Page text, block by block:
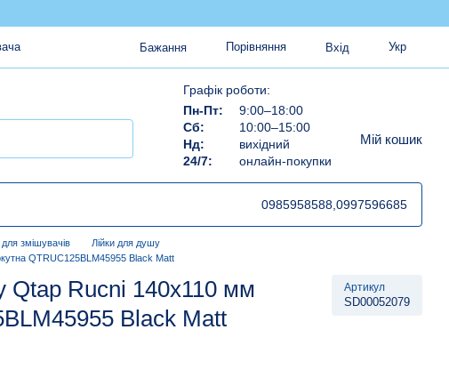
Бажання Порівняння Вхід Укр
Графік роботи:
Пн-Пт:
9:00–18:00
Сб:
10:00–15:00
Нд:
вихідний
24/7:
онлайн-покупки
Мій кошик
0985958588, 0997596685
змішувачів
Лійки для душу
QTRUC125BLM45955 Black Matt
Qtap Rucni 140x110 мм
Black Matt
Артикул
SD00052079